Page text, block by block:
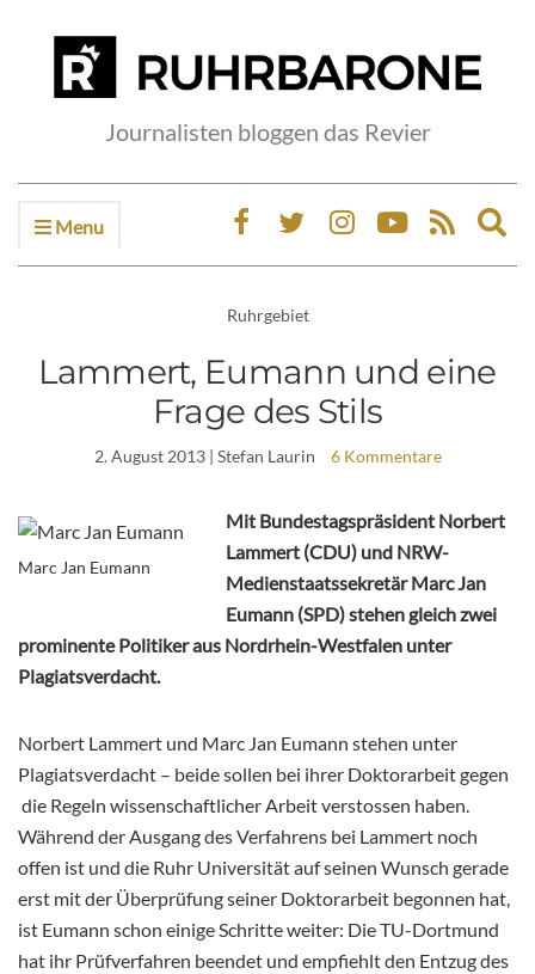
Journalisten bloggen das Revier
Menu
Ruhrgebiet
Lammert, Eumann und eine
Frage des Stils
2. August 2013| Stefan Laurin 6 Kommentare
Marc Jan Eumann
Mit Bundestagspräsident Norbert
Lammert (CDU) und NRW-
Medienstaatssekretär Marc Jan
Eumann (SPD) stehen gleich zwei
prominente Politiker aus Nordrhein-Westfalen unter
Plagiatsverdacht.
Norbert Lammert und Marc Jan Eumann stehen unter
Plagiatsverdacht – beide sollen bei ihrer Doktorarbeit gegen
die Regeln wissenschaftlicher Arbeit verstossen haben.
Während der Ausgang des Verfahrens bei Lammert noch
offen ist und die Ruhr Universität auf seinen Wunsch gerade
erst mit der Überprüfung seiner Doktorarbeit begonnen hat,
ist Eumann schon einige Schritte weiter: Die TU-Dortmund
hat ihr Prüfverfahren beendet und empfiehlt den Entzug des